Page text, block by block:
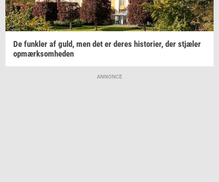
De funk­ler af guld, men det er deres hi­sto­ri­er, der stjæ­ler
op­mærk­som­he­den
ANNONCE